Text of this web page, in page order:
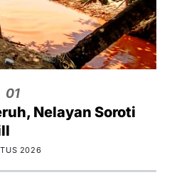
01
Nelayan Soroti
2026